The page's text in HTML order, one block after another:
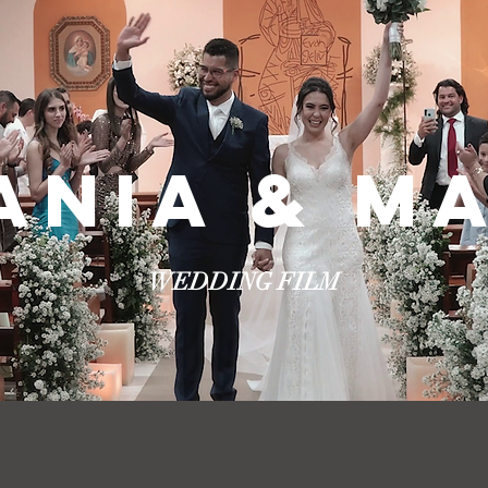
&
WEDDING FILM